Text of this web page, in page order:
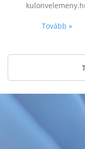
Tovább »